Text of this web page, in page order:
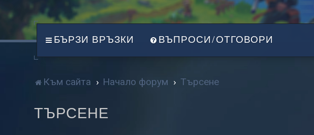
БЪРЗИ ВРЪЗКИ ВЪПРОСИ/ОТГОВОРИ
Към сайта Начало форум Търсене
ТЪРСЕНЕ